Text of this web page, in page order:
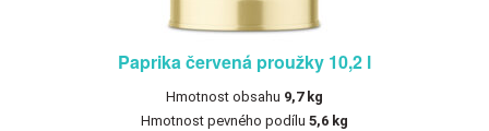
Paprika červená proužky 10,2 l
Hmotnost obsahu 9,7 kg
Hmotnost pevného podílu 5,6 kg